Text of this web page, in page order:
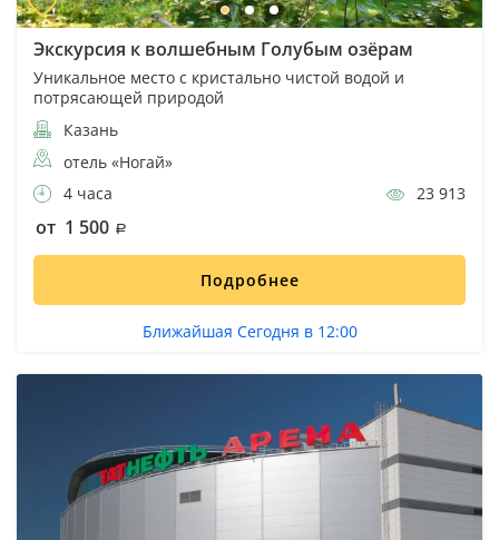
Экскурсия к волшебным Голубым озёрам
Уникальное место с кристально чистой водой и
потрясающей природой
Казань
отель «Ногай»
4 часа
23 913
от 1 500
Подробнее
Ближайшая Сегодня в 12:00